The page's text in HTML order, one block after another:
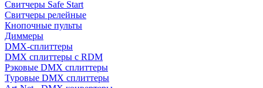
Свитчеры Safe Start
Свитчеры релейные
Кнопочные пульты
Диммеры
DMX-сплиттеры
DMX сплиттеры с RDM
Рэковые DMX сплиттеры
Туровые DMX сплиттеры